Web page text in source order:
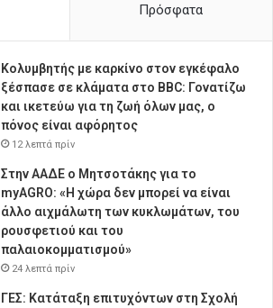
Πρόσφατα
Κολυμβητής με καρκίνο στον εγκέφαλο
ξέσπασε σε κλάματα στο BBC: Γονατίζω
και ικετεύω για τη ζωή όλων μας, ο
πόνος είναι αφόρητος
12 λεπτά πρίν
Στην ΑΑΔΕ ο Μητσοτάκης για το
myAGRO: «Η χώρα δεν μπορεί να είναι
άλλο αιχμάλωτη των κυκλωμάτων, του
ρουσφετιού και του
παλαιοκομματισμού»
24 λεπτά πρίν
ΓΕΣ: Κατάταξη επιτυχόντων στη Σχολή